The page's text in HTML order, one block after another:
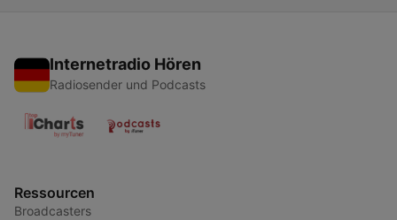
Internetradio Hören
Radiosender und Podcasts
Ressourcen
Broadcasters